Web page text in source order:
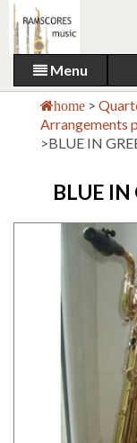
Menu
home >
Arrangements
>BLUE IN
BLUE